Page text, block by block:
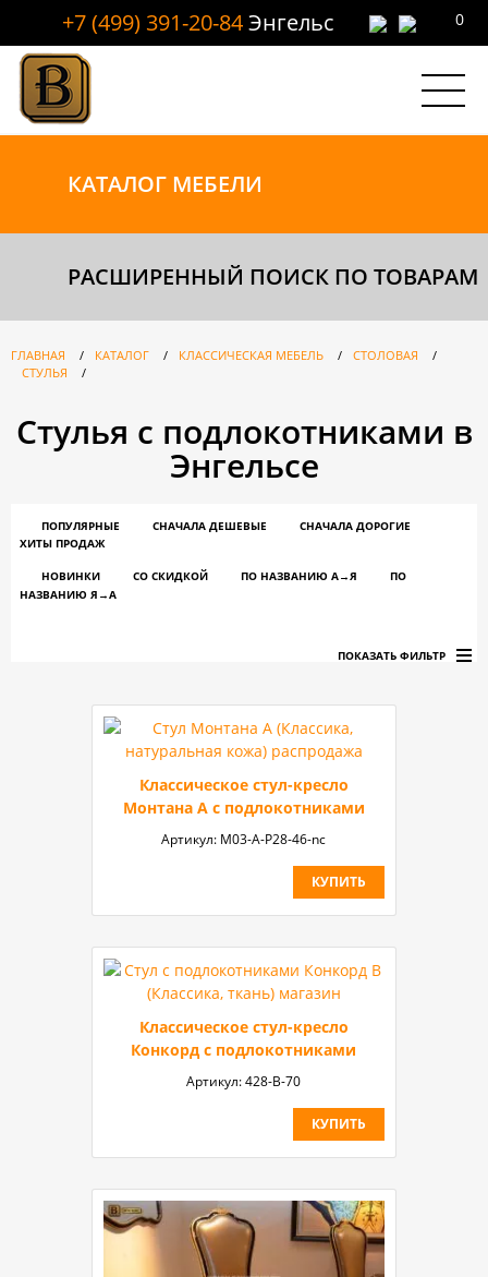
+7 (499) 391-20-84Энгельс 0
КАТАЛОГ МЕБЕЛИ
РАСШИРЕННЫЙ ПОИСК ПО ТОВАРАМ
ГЛАВНАЯ / КАТАЛОГ / КЛАССИЧЕСКАЯ МЕБЕЛЬ / СТОЛОВАЯ
/
СТУЛЬЯ
/
Стулья с подлокотниками в
Энгельсе
ПОПУЛЯРНЫЕ СНАЧАЛА ДЕШЕВЫЕ
СНАЧАЛА ДОРОГИЕ
ХИТЫ ПРОДАЖ
НОВИНКИ СО СКИДКОЙ ПО НАЗВАНИЮ A→Я
ПО
НАЗВАНИЮ Я→А
ПОКАЗАТЬ ФИЛЬТР
Классическое стул-кресло
Монтана A с подлокотниками
Артикул: М03-А-P28-46-nc
КУПИТЬ
Классическое стул-кресло
Конкорд с подлокотниками
Артикул:428-В-70
КУПИТЬ